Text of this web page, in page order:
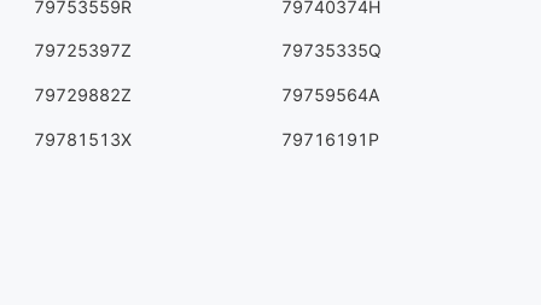
79753559R 79740374H
79725397Z 79735335Q
79729882Z 79759564A
79781513X 79716191P